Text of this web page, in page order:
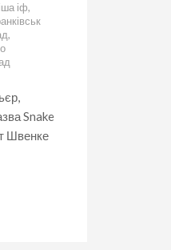
іф,
,
Snake
Швенке